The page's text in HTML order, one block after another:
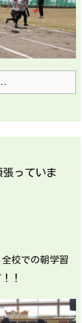
っていま
校での朝学習
！